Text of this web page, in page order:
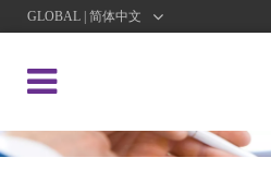
GLOBAL | 简体中文